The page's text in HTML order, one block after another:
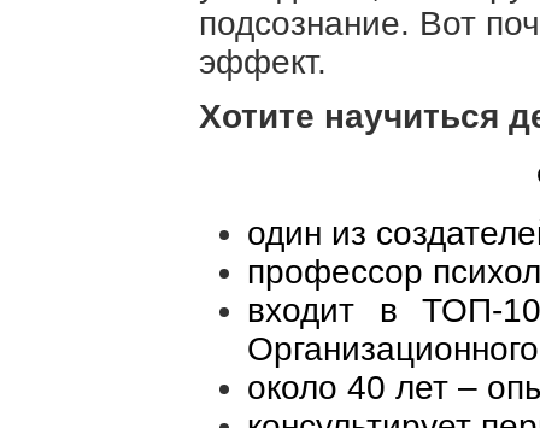
подсознание. Вот
эффект.
Хотите научиться
один из
профессор
входит в ТОП-
около 40 лет –